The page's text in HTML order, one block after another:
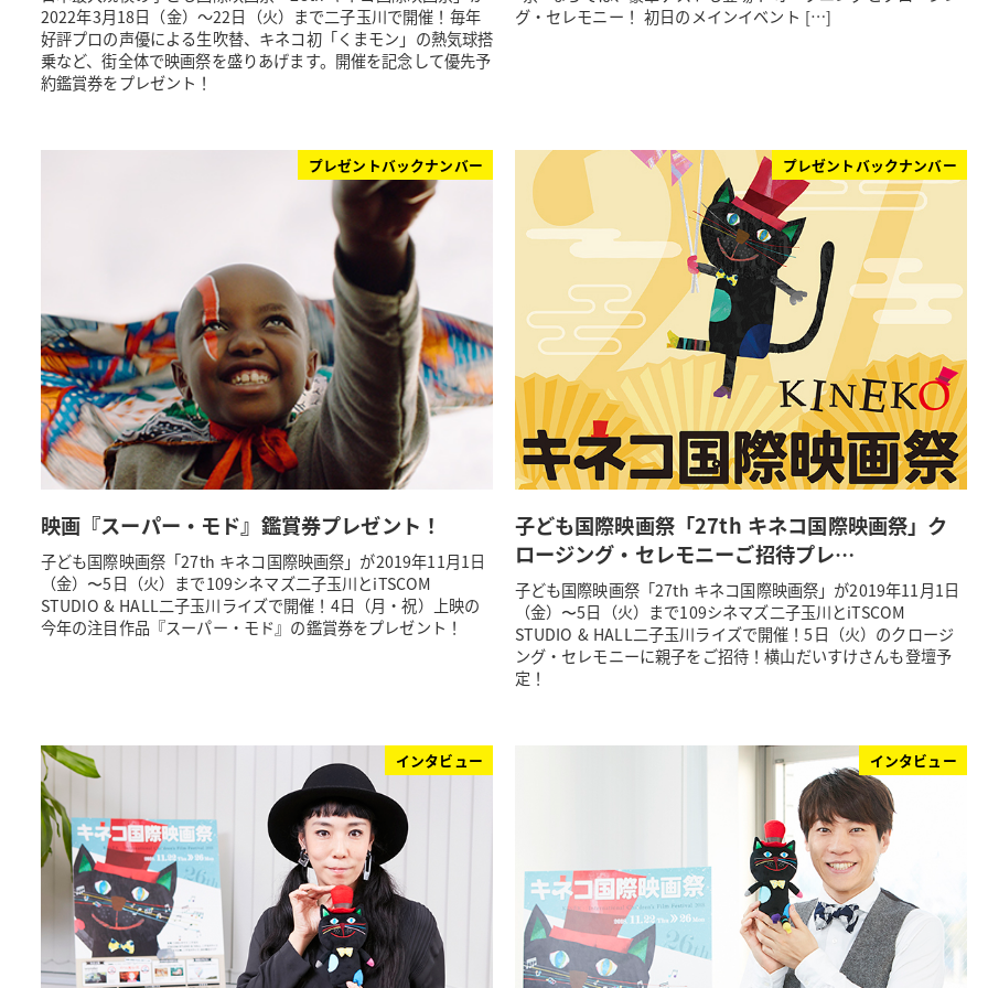
2022年3月18日（金）～22日（火）まで二子玉川で開催！毎年
好評プロの声優による生吹替、キネコ初「くまモン」の熱気球搭
乗など、街全体で映画祭を盛りあげます。開催を記念して優先予
約鑑賞券をプレゼント！
グ・セレモニー！ 初日のメインイベント […]
プレゼントバックナンバー
映画『スーパー・モド』鑑賞券プレゼント！
子ども国際映画祭「27th キネコ国際映画祭」が2019年11月1日
（金）〜5日（火）まで109シネマズ二子玉川とiTSCOM
STUDIO & HALL二子玉川ライズで開催！4日（月・祝）上映の
今年の注目作品『スーパー・モド』の鑑賞券をプレゼント！
プレゼントバックナンバー
子ども国際映画祭「27th キネコ国際映画祭」ク
ロージング・セレモニーご招待プレ…
子ども国際映画祭「27th キネコ国際映画祭」が2019年11月1日
（金）〜5日（火）まで109シネマズ二子玉川とiTSCOM
STUDIO & HALL二子玉川ライズで開催！5日（火）のクロージ
ング・セレモニーに親子をご招待！横山だいすけさんも登壇予
定！
インタビュー インタビュー